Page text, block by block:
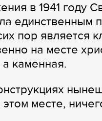
в 1941 году
единственным
пор является
на месте
каменная.
месте,